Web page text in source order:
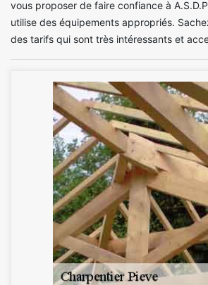
vous proposer de faire confiance à
utilise des équipements appropriés.
des tarifs qui sont très intéressants et